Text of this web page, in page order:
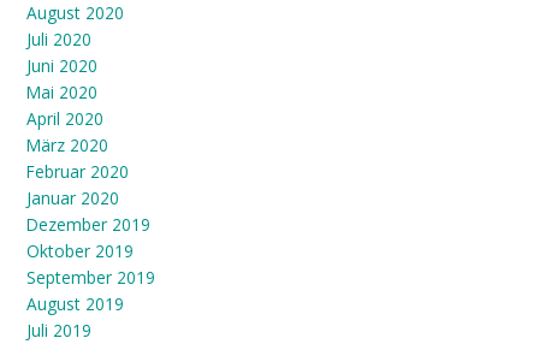
August 2020
Juli 2020
Juni 2020
Mai 2020
April 2020
März 2020
Februar 2020
Januar 2020
Dezember 2019
Oktober 2019
September 2019
August 2019
Juli 2019